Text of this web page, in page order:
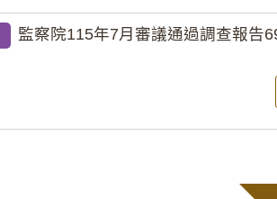
監察院115年7月審議通過調查報告